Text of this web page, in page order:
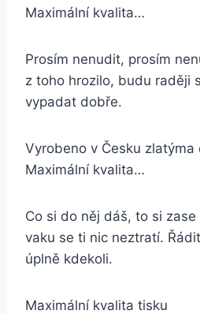
Maximální kvalita…
Prosím nenudit, prosím
z toho hrozilo, budu raději
vypadat dobře.
Vyrobeno v Česku zlatýma
Maximální kvalita…
Co si do něj dáš, to si
vaku se ti nic neztratí.
úplně kdekoli.
Maximální kvalita tisku